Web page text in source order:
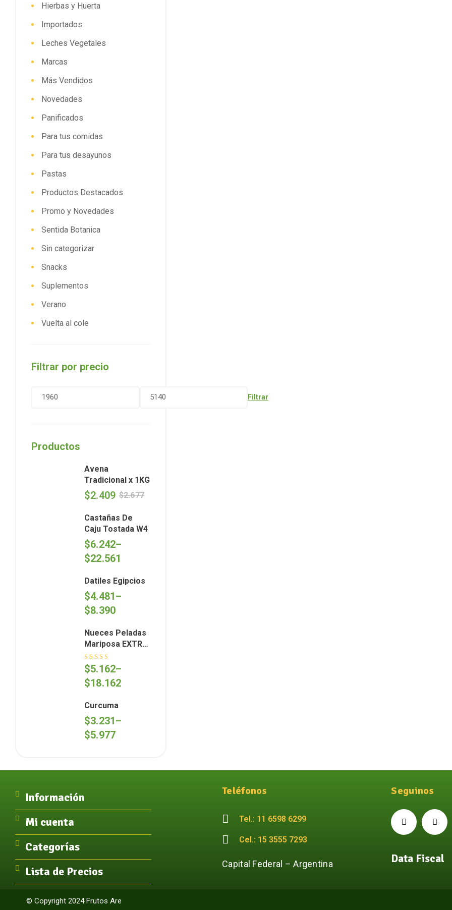
Hierbas y Huerta
Importados
Leches Vegetales
Marcas
Más Vendidos
Novedades
Panificados
Para tus comidas
Para tus desayunos
Pastas
Productos Destacados
Promo y Novedades
Sentida Botanica
Sin categorizar
Snacks
Suplementos
Verano
Vuelta al cole
Filtrar por precio
Filtrar
Productos
Avena
Tradicional x 1KG
$2.677
$2.409
Castañas De
Caju Tostada W4
$6.242–
$22.561
Datiles Egipcios
$4.481–
$8.390
Nueces Peladas
Mariposa EXTRA
Light (Cosecha
2026)
Valorado en
5.00
$5.162–
$18.162
Curcuma
$3.231–
$5.977
Información
Mi cuenta
Categorías
Lista de Precios
Teléfonos
Tel.: 11 6598 6299
Cel.: 15 3555 7293
Capital Federal – Argentina
Seguinos
Data Fiscal
© Copyright 2024 Frutos Are